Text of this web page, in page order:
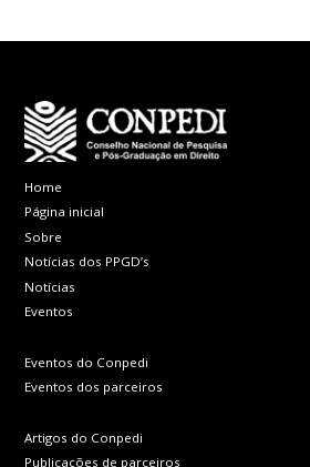
Home
Página inicial
Sobre
Notícias dos PPGD’s
Notícias
Eventos
Eventos do Conpedi
Eventos dos parceiros
Artigos do Conpedi
Publicações de parceiros